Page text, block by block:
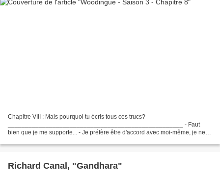
Chapitre VIII : Mais pourquoi tu écris tous ces trucs?
___________________________________________________ - Faut
bien que je me supporte... - Je préfère être d'accord avec moi-même, je ne
Richard Canal, "Gandhara"